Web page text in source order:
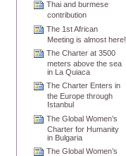
Thai and burmese
contribution
The 1st African
Meeting is almost here!
The Charter at 3500
meters above the sea
in La Quiaca
The Charter Enters in
the Europe through
Istanbul
The Global Women’s
Charter for Humanity
in Bulgaria
The Global Women’s